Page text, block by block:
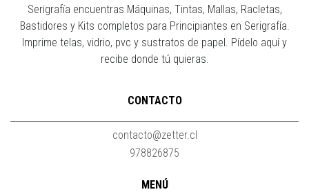
Serigrafía encuentras Máquinas, Tintas, Mallas, Racletas,
Bastidores y Kits completos para Principiantes en Serigrafía.
Imprime telas, vidrio, pvc y sustratos de papel. Pídelo aquí y
recibe donde tú quieras.
CONTACTO
contacto@zetter.cl
978826875
MENÚ